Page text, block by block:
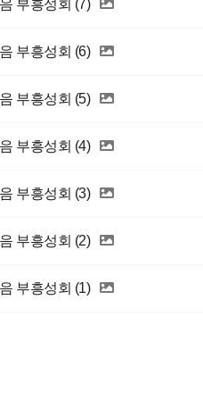
부흥성회 (7)
부흥성회 (6)
부흥성회 (5)
부흥성회 (4)
부흥성회 (3)
부흥성회 (2)
부흥성회 (1)